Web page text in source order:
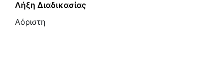
Λήξη Διαδικασίας
Αόριστη